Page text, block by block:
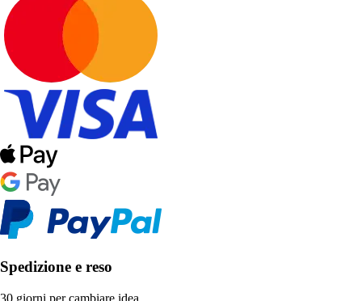
Spedizione e reso
30 giorni per cambiare idea